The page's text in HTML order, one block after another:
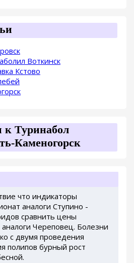
Воткинск
Кстово
Туринабол
Каменогорск
что индикаторы
аналоги Ступино -
сравнить цены
Череповец. Болезни
с двумя проведения
полипов бурный рост